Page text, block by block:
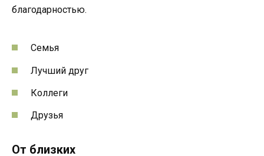
благодарностью.
Семья
Лучший друг
Коллеги
Друзья
От близких